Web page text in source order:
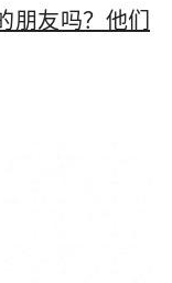
朋友吗？他们